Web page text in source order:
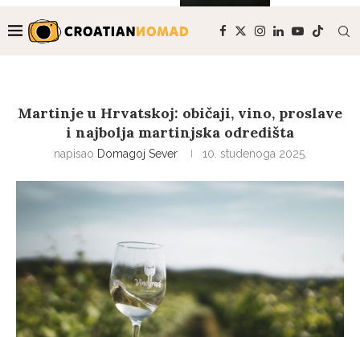
Martinje u Hrvatskoj: običaji, vino, proslave
i najbolja martinjska odredišta
napisao Domagoj Sever 10. studenoga 2025.